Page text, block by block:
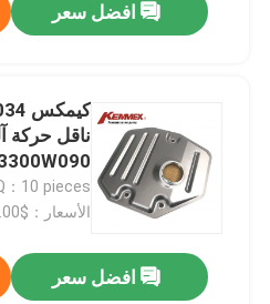
افضل سعر
ناقل حركة
353300W090
：10 pieces
الأسعار：$1.00 - $5.00/pieces
افضل سعر